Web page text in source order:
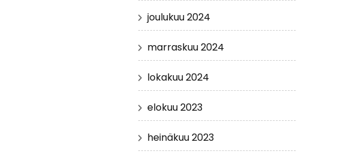
joulukuu 2024
marraskuu 2024
lokakuu 2024
elokuu 2023
heinäkuu 2023